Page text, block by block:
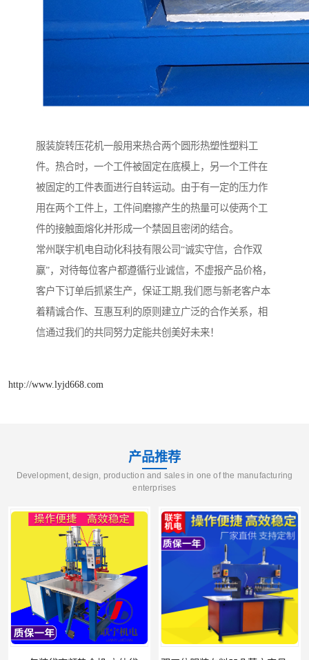
服装旋转压花机一般用来热合两个圆形热塑性塑料工
件。热合时，一个工件被固定在底模上，另一个工件在
被固定的工件表面进行自转运动。由于有一定的压力作
用在两个工件上，工件间磨擦产生的热量可以使两个工
件的接触面熔化并形成一个禁固且密闭的结合。
常州联宇机电自动化科技有限公司“诚实守信，合作双
赢”，对待每位客户都遵循行业诚信，不虚报产品价格，
客户下订单后抓紧生产，保证工期,我们愿与新老客户本
着精诚合作、互惠互利的原则建立广泛的合作关系，相
信通过我们的共同努力定能共创美好未来！
http://www.lyjd668.com
产品推荐
Development, design, production and sales in one of the manufacturing
enterprises